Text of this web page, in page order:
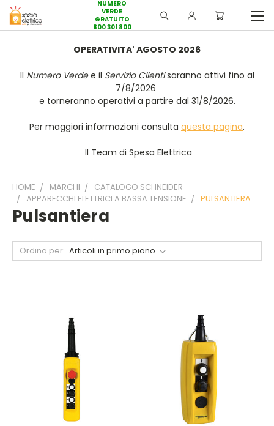
NUMERO
VERDE
GRATUITO
800 301 800
OPERATIVITA' AGOSTO 2026
Il Numero Verdee il Servizio Clientisaranno attivi fino al
7/8/2026
e torneranno operativi a partire dal 31/8/2026.
Per maggiori informazioni consulta questa pagina.
Il Team di Spesa Elettrica
HOME MARCHI
CATALOGO SCHNEIDER
APPARECCHI ELETTRICI A BASSA TENSIONE
PULSANTIERA
Pulsantiera
Ordina per: